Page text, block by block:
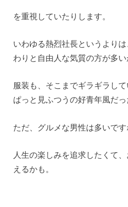
を重視していたりします。
いわゆる熱烈社長というよりは
わりと自由人な気質の方が多
服装も、そこまでギラギラして
ぱっと見ふつうの好青年風だ
ただ、グルメな男性は多いです
人生の楽しみを追求したくて
えるかも。